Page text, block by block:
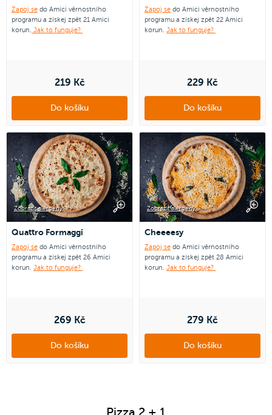
Zapoj se do Amici věrnostního
programu a získej zpět 21 Amici
korun. Jak to funguje?
219 Kč
Do košíku
Zapoj se do Amici věrnostního
programu a získej zpět 22 Amici
korun. Jak to funguje?
229 Kč
Do košíku
Zobrazit alergeny
Quattro Formaggi
Zapoj se do Amici věrnostního
programu a získej zpět 26 Amici
korun. Jak to funguje?
269 Kč
Do košíku
Zobrazit alergeny
Cheeeesy
Zapoj se do Amici věrnostního
programu a získej zpět 28 Amici
korun. Jak to funguje?
279 Kč
Do košíku